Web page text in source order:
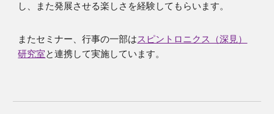
し、また発展させる楽しさを経験してもらいます。
またセミナー、行事の一部はスピントロニクス（深見）
研究室と連携して実施しています。